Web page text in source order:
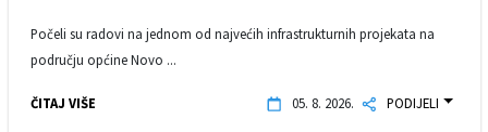
Počeli su radovi na jednom od najvećih infrastrukturnih projekata na
području općine Novo ...
ČITAJ VIŠE 05. 8. 2026. PODIJELI